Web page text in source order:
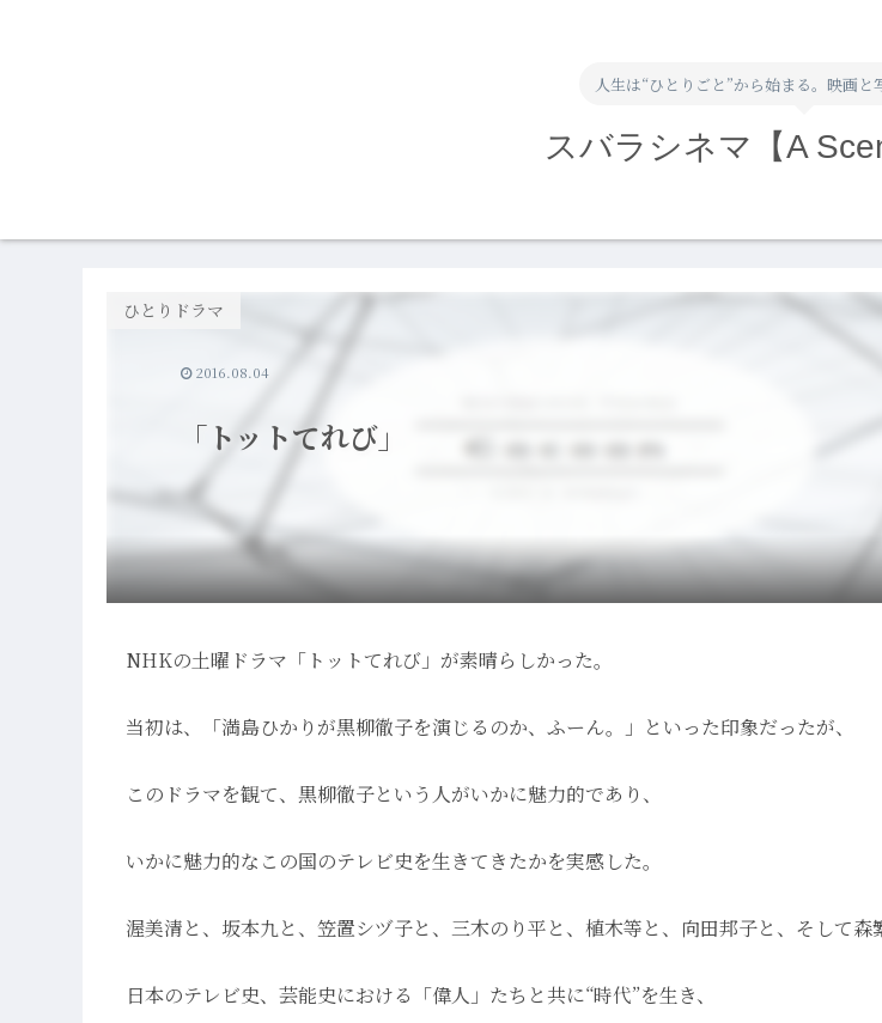
人生は“ひとりごと”から始まる。映画と
スバラシネマ【A
「トットてれび」
ひとりドラマ
2016.08.04
NHKの土曜ドラマ「トットてれび」が素晴らしかった。
当初は、「満島ひかりが黒柳徹子を演じるのか、ふーん。」といった印象だったが、
このドラマを観て、黒柳徹子という人がいかに魅力的であり、
いかに魅力的なこの国のテレビ史を生きてきたかを実感した。
渥美清と、坂本九と、笠置シヅ子と、三木のり平と、植木等と、向田邦子と、そして森
日本のテレビ史、芸能史における「偉人」たちと共に“時代”を生き、